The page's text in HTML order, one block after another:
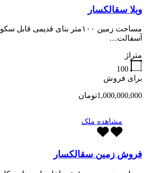
ویلا سقالکسار
مساحت زمین ۱۰۰متر بنای قدیمی
آسفالت…
متراژ
100
برای فروش
1,000,000,000تومان
مشاهده ملک
فروش زمین سقالکسار